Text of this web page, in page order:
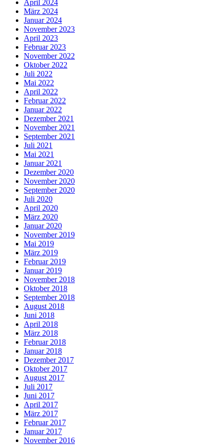
April 2024
März 2024
Januar 2024
November 2023
April 2023
Februar 2023
November 2022
Oktober 2022
Juli 2022
Mai 2022
April 2022
Februar 2022
Januar 2022
Dezember 2021
November 2021
September 2021
Juli 2021
Mai 2021
Januar 2021
Dezember 2020
November 2020
September 2020
Juli 2020
April 2020
März 2020
Januar 2020
November 2019
Mai 2019
März 2019
Februar 2019
Januar 2019
November 2018
Oktober 2018
September 2018
August 2018
Juni 2018
April 2018
März 2018
Februar 2018
Januar 2018
Dezember 2017
Oktober 2017
August 2017
Juli 2017
Juni 2017
April 2017
März 2017
Februar 2017
Januar 2017
November 2016